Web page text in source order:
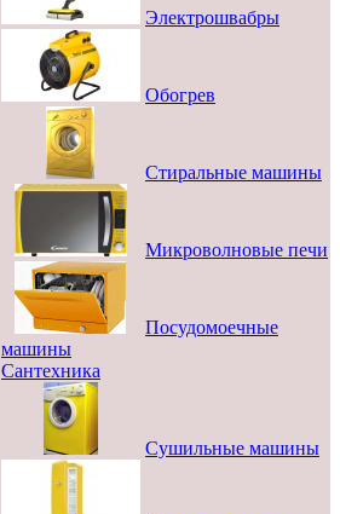
Электрошвабры
Обогрев
Стиральные машины
Микроволновые печи
Посудомоечные
машины
Сантехника
Сушильные машины